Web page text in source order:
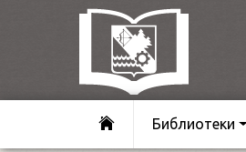
Библиотеки